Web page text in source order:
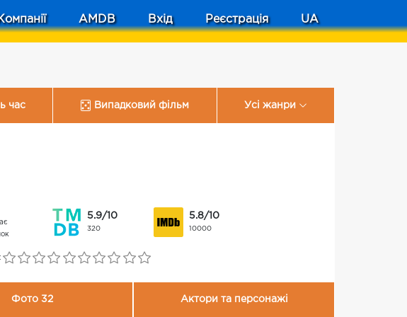
AMDB Вхід Реєстрація UA
час Випадковий фільм Усі жанри
5.9/10
320
5.8/10
10000
Фото 32 Актори та персонажі